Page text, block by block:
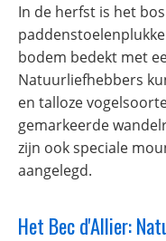
In de herfst is het
bodem bedekt met
Natuurliefhebbers
en talloze
gemarkeerde
zijn ook speciale
aangelegd.
Het Bec d'Allier: